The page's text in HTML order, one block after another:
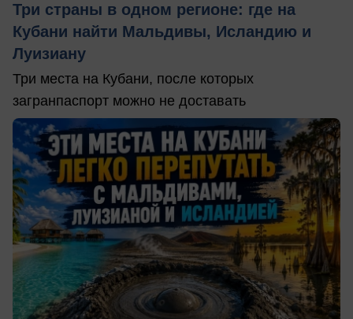
Три страны в одном регионе: где на
Кубани найти Мальдивы, Исландию и
Луизиану
Три места на Кубани, после которых
загранпаспорт можно не доставать